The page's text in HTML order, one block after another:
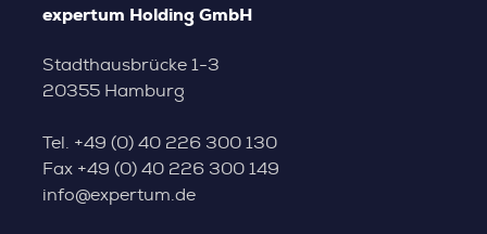
expertum Holding GmbH
Stadthausbrücke 1-3
20355 Hamburg
Tel. +49 (0) 40 226 300 130
Fax +49 (0) 40 226 300 149
info@expertum.de